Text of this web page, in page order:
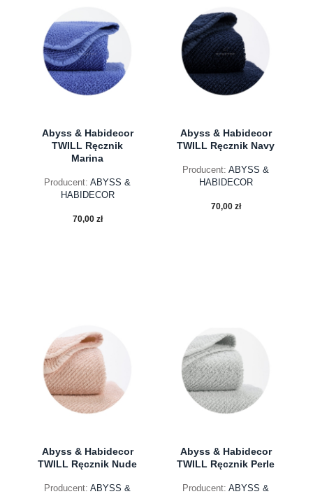
do koszyka
Abyss & Habidecor
TWILL Ręcznik
Marina
Producent: ABYSS &
HABIDECOR
70,00 zł
do koszyka
Abyss & Habidecor
TWILL Ręcznik Navy
Producent: ABYSS &
HABIDECOR
70,00 zł
do koszyka
Abyss & Habidecor
TWILL Ręcznik Nude
Producent: ABYSS &
Abyss & Habidecor
TWILL Ręcznik Perle
Producent: ABYSS &